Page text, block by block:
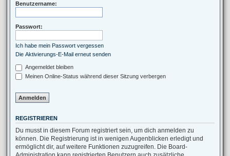
Benutzername:
Passwort:
Ich habe mein Passwort vergessen
Die Aktivierungs-E-Mail erneut senden
Angemeldet bleiben
Meinen Online-Status während dieser Sitzung verbergen
REGISTRIEREN
Du musst in diesem Forum registriert sein, um dich anmelden zu
können. Die Registrierung ist in wenigen Augenblicken erledigt und
ermöglicht dir, auf weitere Funktionen zuzugreifen. Die Board-